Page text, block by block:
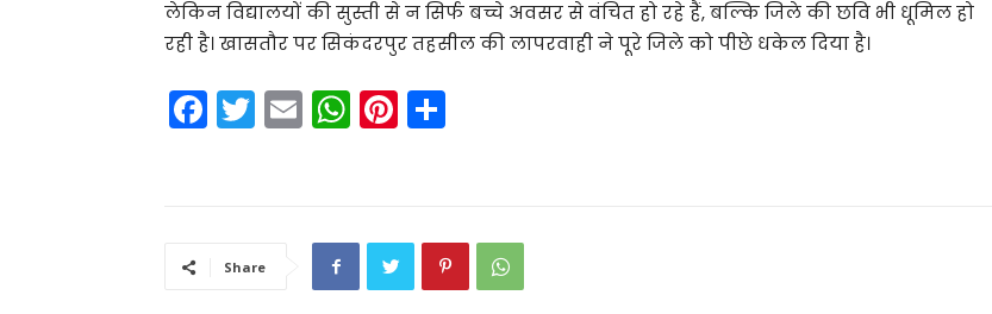
लेकिन विद्यालयों की सुस्ती से न सिर्फ बच्चे अवसर से वंचित हो रहे हैं, बल्कि जिले की छवि भी धूमिल हो
रही है। खासतौर पर सिकंदरपुर तहसील की लापरवाही ने पूरे जिले को पीछे धकेल दिया है।
F
a
b
T
w
E
m
W
h
A
p
Pi
nt
st
Share